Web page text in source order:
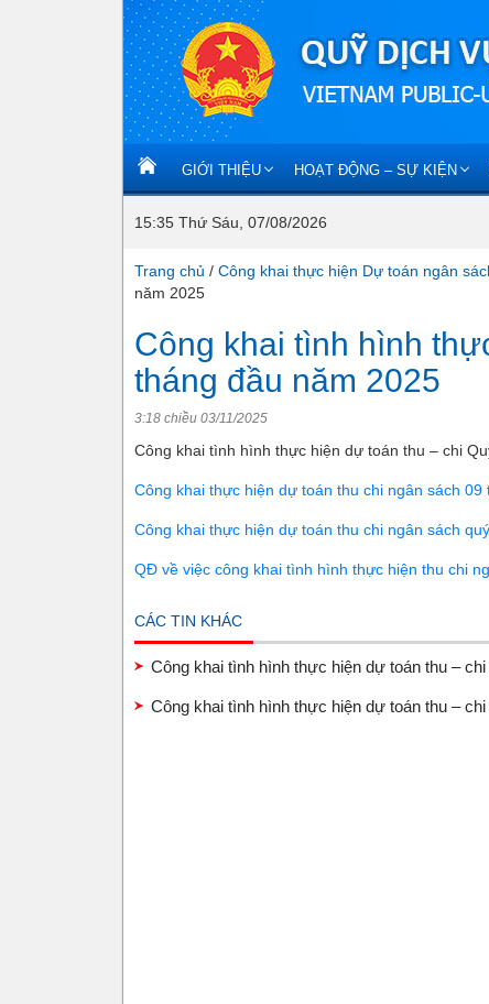
GIỚI THIỆU HOẠT ĐỘNG – SỰ KIỆN
15:35 Thứ Sáu, 07/08/2026
Trang chủ / Công khai thực hiện Dự toán ngân
năm 2025
Công khai tình hình
tháng đầu năm 2025
3:18 chiều 03/11/2025
Công khai tình hình thực hiện dự toán thu – chi
Công khai thực hiện dự toán thu chi ngân sách 09
Công khai thực hiện dự toán thu chi ngân sách
QĐ về việc công khai tình hình thực hiện thu chi
CÁC TIN KHÁC
Công khai tình hình thực hiện dự toán thu –
Công khai tình hình thực hiện dự toán thu –